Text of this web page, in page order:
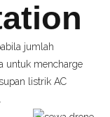
jumlah
untuk mencharge
listrik AC